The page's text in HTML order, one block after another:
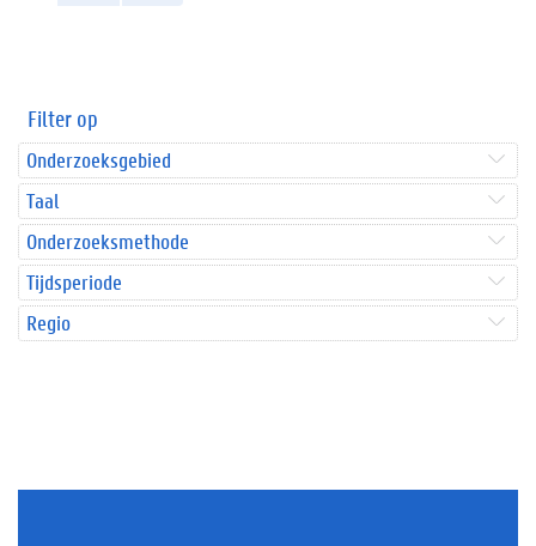
Filter op
Onderzoeksgebied
Taal
Onderzoeksmethode
Tijdsperiode
Regio